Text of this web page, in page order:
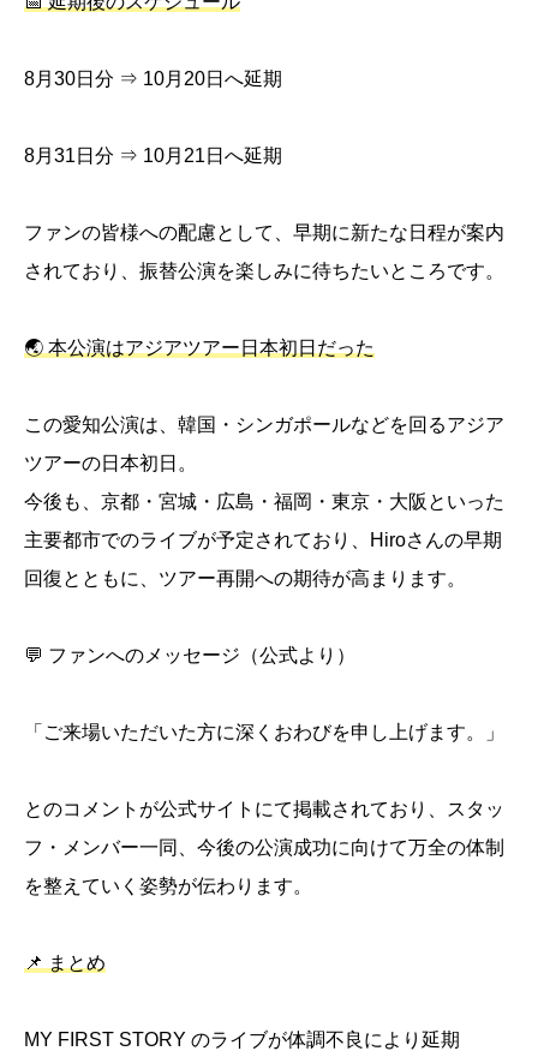
8月30日分 ⇒ 10月20日へ延期
8月31日分 ⇒ 10月21日へ延期
ファンの皆様への配慮として、早期に新たな日程が案内
されており、振替公演を楽しみに待ちたいところです。
🌏 本公演はアジアツアー日本初日だった
この愛知公演は、韓国・シンガポールなどを回るアジア
ツアーの日本初日。
今後も、京都・宮城・広島・福岡・東京・大阪といった
主要都市でのライブが予定されており、Hiroさんの早期
回復とともに、ツアー再開への期待が高まります。
💬 ファンへのメッセージ（公式より）
「ご来場いただいた方に深くおわびを申し上げます。」
とのコメントが公式サイトにて掲載されており、スタッ
フ・メンバー一同、今後の公演成功に向けて万全の体制
を整えていく姿勢が伝わります。
📌 まとめ
MY FIRST STORY のライブが体調不良により延期